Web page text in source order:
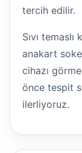
tercih edilir.
Sıvı
anakart
cihazı
önce tespit
ilerliyoruz.